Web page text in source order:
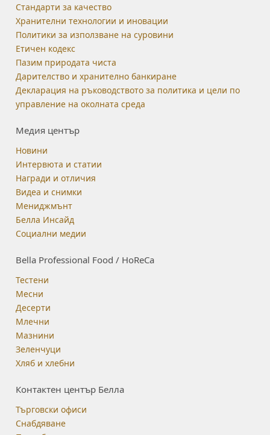
Стандарти за качество
Хранителни технологии и иновации
Политики за използване на суровини
Етичен кодекс
Пазим природата чиста
Дарителство и хранително банкиране
Декларация на ръководството за политика и цели по
управление на околната среда
Медия център
Новини
Интервюта и статии
Награди и отличия
Видеа и снимки
Мениджмънт
Белла Инсайд
Социални медии
Bella Professional Food / HoReCa
Тестени
Месни
Десерти
Млечни
Мазнини
Зеленчуци
Хляб и хлебни
Контактен център Белла
Търговски офиси
Снабдяване